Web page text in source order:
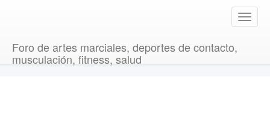
T
o
Foro de artes marciales, deportes de contacto,
musculación, fitness, salud